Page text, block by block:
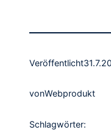
Veröffentlicht
vonWebprodukt
Schlagwörter: